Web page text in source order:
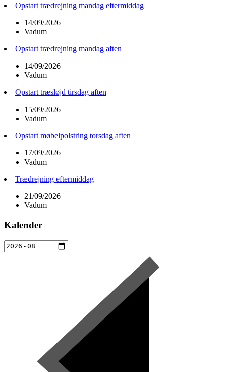
Opstart trædrejning mandag eftermiddag
14/09/2026
Vadum
Opstart trædrejning mandag aften
14/09/2026
Vadum
Opstart træsløjd tirsdag aften
15/09/2026
Vadum
Opstart møbelpolstring torsdag aften
17/09/2026
Vadum
Trædrejning eftermiddag
21/09/2026
Vadum
Kalender